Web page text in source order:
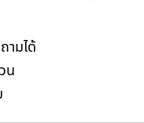
ามได้
น